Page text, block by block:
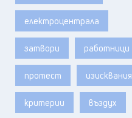
електроцентрала
затвори работници
протест изисквания
критерии въздух